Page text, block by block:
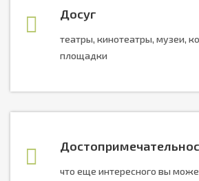
Досуг
театры, кинотеатры, музеи,
площадки
что еще интересного вы